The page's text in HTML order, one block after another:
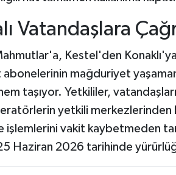
Vatandaşlara
Kestel'den
mağduriyet
taşıyor. Yetkililer,
yetkili
işlemlerini vakit kaybetmeden
Haziran 2026 tarihinde